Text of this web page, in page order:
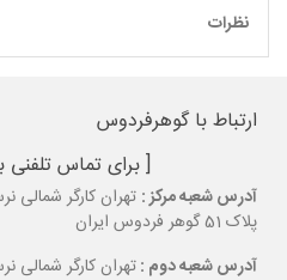
نظرات
ارتباط با گوهرفردوس
[ برای تماس تلفنی
آدرس شعبه مرکز : تهران کارگر شمالی
پلاک 51 گوهر فردوس ایران
آدرس شعبه دوم :تهران کارگر شمالی